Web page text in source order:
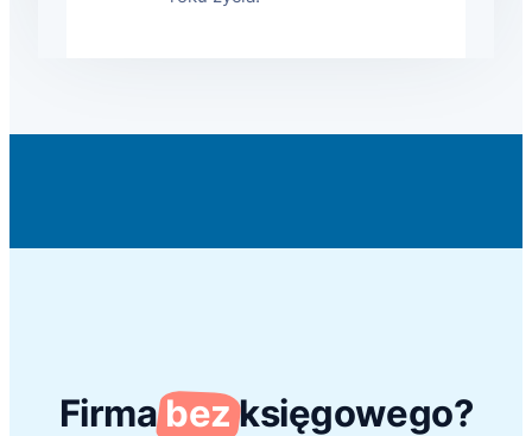
Firmabezksięgowego?